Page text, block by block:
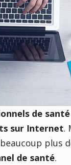
de
sur Internet.
plus
de santé.